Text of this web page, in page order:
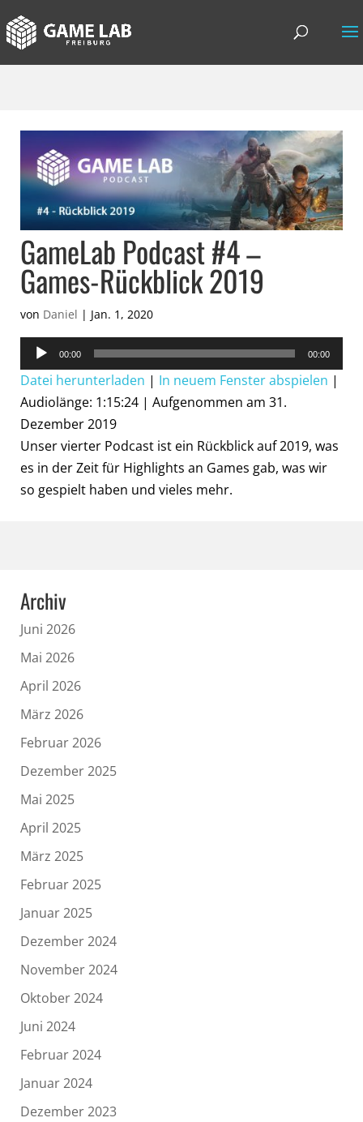
GameLab Podcast #4 –
Games-Rückblick 2019
von Daniel | Jan. 1, 2020
Audio-
Player
00:00 00:00
Datei herunterladen | In neuem Fenster abspielen |
Audiolänge: 1:15:24 | Aufgenommen am 31.
Dezember 2019
Unser vierter Podcast ist ein Rückblick auf 2019, was
es in der Zeit für Highlights an Games gab, was wir
so gespielt haben und vieles mehr.
Archiv
Juni 2026
Mai 2026
April 2026
März 2026
Februar 2026
Dezember 2025
Mai 2025
April 2025
März 2025
Februar 2025
Januar 2025
Dezember 2024
November 2024
Oktober 2024
Juni 2024
Februar 2024
Januar 2024
Dezember 2023